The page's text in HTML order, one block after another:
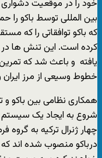
خود را در موقعیت
بین المللی توسط باکو را
که باکو توافقاتی را که
کرده است. این تنش ها
یافته و باعث شد که
خطوط وسیعی از مرز ایران
همکاری نظامی بین باکو
شروع به ایجاد یک سیستم
چهار ژنرال ترکیه به گروه
درباکو منصوب شده اند که